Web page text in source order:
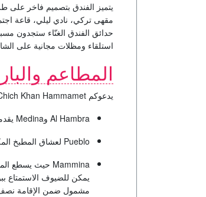
يتميز الفندق بتصميم فاخر على
حدائق الفندق الغنّاء ستجدون
استلقاء ومظلات مجانية على
المطاعم
يدعوكم Khan Hammamet
Al Hambra وMedina
Pueblo لعشاق المطبخ
Mammina حيث يسطع
يمكن للضيوف الاستمتاع
مشمول ضمن الإقامة نصف